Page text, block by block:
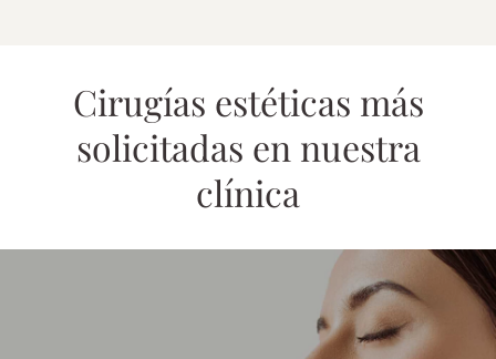
Cirugías estéticas más
solicitadas en nuestra
clínica